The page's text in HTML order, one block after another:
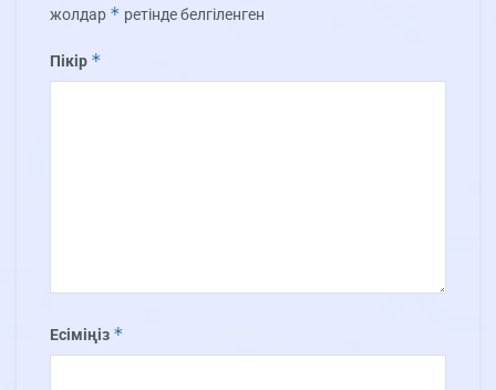
жолдар * ретінде белгіленген
Пікір *
Есіміңіз *